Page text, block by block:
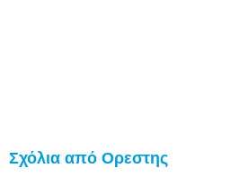
Σχόλια από Ορεστης